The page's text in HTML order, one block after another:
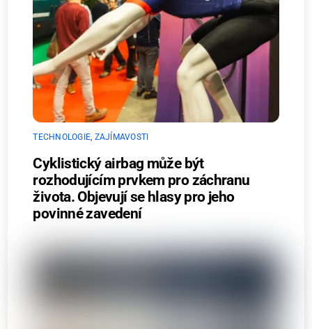
TECHNOLOGIE, ZAJÍMAVOSTI
Cyklistický airbag může být
rozhodujícím prvkem pro záchranu
života. Objevují se hlasy pro jeho
povinné zavedení